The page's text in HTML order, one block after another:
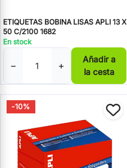
ETIQUETAS BOBINA LISAS APLI 13 X
50 C/2100 1682
En stock
− +
Añadir a
la cesta
-10%